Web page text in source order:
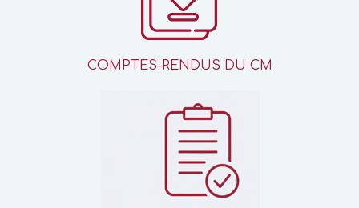
COMPTES-RENDUS DU CM